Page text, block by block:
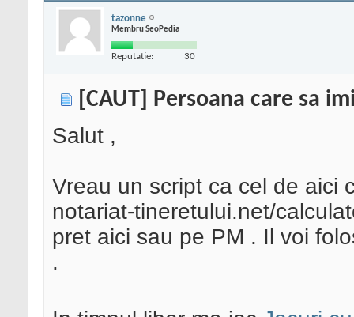
tazonne
Membru SeoPedia
Reputatie: 30
[CAUT] Persoana care sa
Salut ,
Vreau un script ca cel de aici
notariat-tineretului.net/
pret aici sau pe PM . Il voi
.